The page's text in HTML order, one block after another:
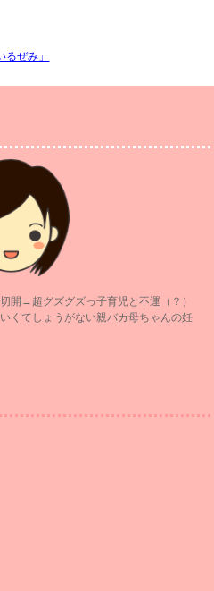
ぜみ」
開→超グズグズっ子育児と不運（？）
くてしょうがない親バカ母ちゃんの妊